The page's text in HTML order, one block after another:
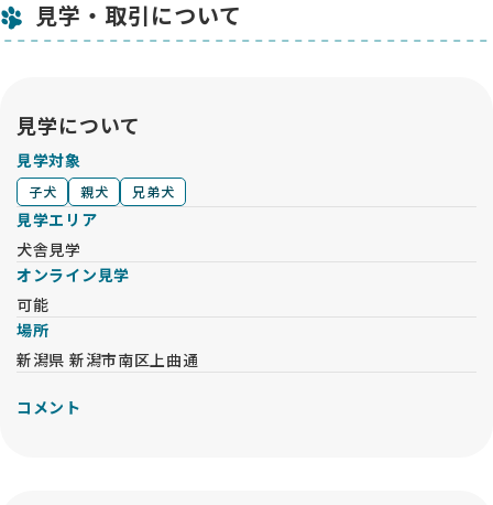
見学・取引について
見学について
見学対象
子犬 親犬 兄弟犬
見学エリア
犬舎見学
オンライン見学
可能
場所
新潟県 新潟市南区上曲通
コメント